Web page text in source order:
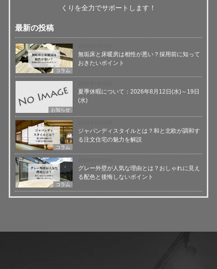
くりを全力でサポートします！
最新の投稿
コラム
無垢床と床暖房は相性が悪い？採用前に知って
おきたいポイント
お知らせ
夏季休暇について：2026年8月12日(水)～19日
(水)
コラム
ジャパンディスタイルとは？和と北欧が調和す
る注文住宅の魅力を解説
コラム
グレー外壁が人気な理由とは？おしゃれに見え
る配色と後悔しないポイント